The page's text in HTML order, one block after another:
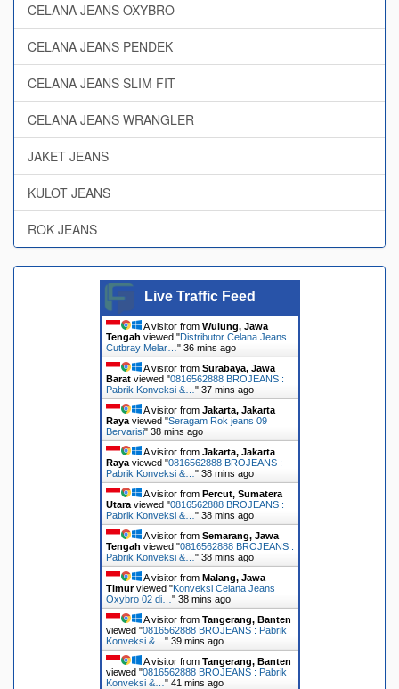
CELANA JEANS OXYBRO
CELANA JEANS PENDEK
CELANA JEANS SLIM FIT
CELANA JEANS WRANGLER
JAKET JEANS
KULOT JEANS
ROK JEANS
Live Traffic Feed
A visitor from Wulung, Jawa
Tengah viewed "Distributor Celana Jeans
Cutbray Melar… " 36 mins ago
A visitor from Surabaya, Jawa
Baratviewed "0816562888 BROJEANS :
Pabrik Konveksi &… " 37 mins ago
A visitor from Jakarta, Jakarta
Rayaviewed "Seragam Rok jeans 09
Bervarisi" 38 mins ago
A visitor from Jakarta, Jakarta
Rayaviewed "0816562888 BROJEANS :
Pabrik Konveksi &… " 38 mins ago
A visitor from Percut, Sumatera
Utaraviewed "0816562888 BROJEANS :
Pabrik Konveksi &… " 38 mins ago
A visitor from Semarang, Jawa
Tengah viewed "0816562888 BROJEANS :
Pabrik Konveksi &… " 38 mins ago
A visitor from Malang, Jawa
Timurviewed "Konveksi Celana Jeans
Oxybro 02 di… " 38 mins ago
A visitor from Tangerang, Banten
viewed "0816562888 BROJEANS : Pabrik
Konveksi &… " 39 mins ago
A visitor from Tangerang, Banten
viewed "0816562888 BROJEANS : Pabrik
Konveksi &… " 41 mins ago